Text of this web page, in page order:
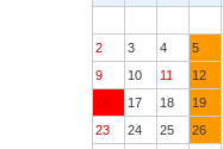
2
3 4 5
9
10 11 12
16
17 18 19
23
24 25 26